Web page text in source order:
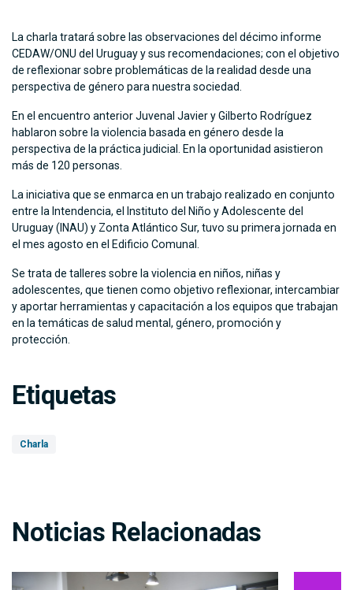
La charla tratará sobre las observaciones del décimo informe
CEDAW/ONU del Uruguay y sus recomendaciones; con el objetivo
de reflexionar sobre problemáticas de la realidad desde una
perspectiva de género para nuestra sociedad.
En el encuentro anterior Juvenal Javier y Gilberto Rodríguez
hablaron sobre la violencia basada en género desde la
perspectiva de la práctica judicial. En la oportunidad asistieron
más de 120 personas.
La iniciativa que se enmarca en un trabajo realizado en conjunto
entre la Intendencia, el Instituto del Niño y Adolescente del
Uruguay (INAU) y Zonta Atlántico Sur, tuvo su primera jornada en
el mes agosto en el Edificio Comunal.
Se trata de talleres sobre la violencia en niños, niñas y
adolescentes, que tienen como objetivo reflexionar, intercambiar
y aportar herramientas y capacitación a los equipos que trabajan
en la temáticas de salud mental, género, promoción y
protección.
Etiquetas
Charla
Noticias Relacionadas